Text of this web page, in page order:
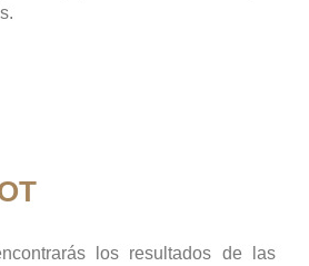
los resultados de las